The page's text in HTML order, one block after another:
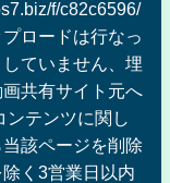
f/c82c6596/
ロードは行なっ
ていません、埋
共有サイト元へ
ンテンツに関し
該ページを削除
く3営業日以内